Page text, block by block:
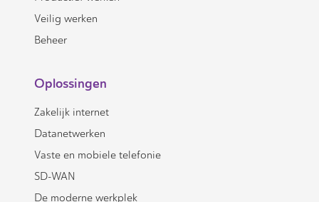
Veilig werken
Beheer
Oplossingen
Zakelijk internet
Datanetwerken
Vaste en mobiele telefonie
SD-WAN
De moderne werkplek